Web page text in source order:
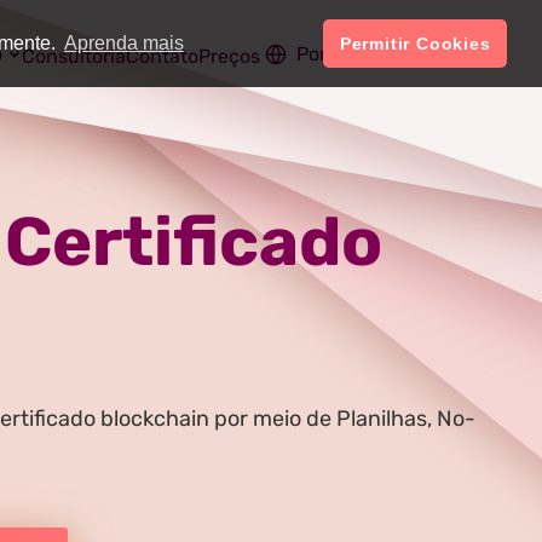
Aprenda mais Permitir Cookies
ConsultoriaContatoPreços Português Conta
blockchain por meio de Planilhas, No-